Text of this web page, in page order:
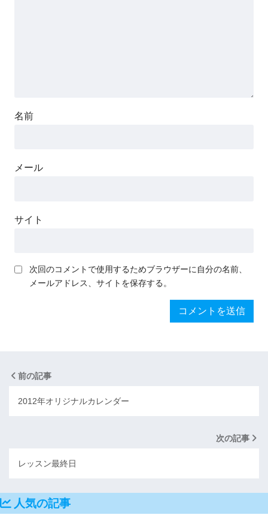
名前
メール
サイト
次回のコメントで使用するためブラウザーに自分の名前、
メールアドレス、サイトを保存する。
前の記事
2012年オリジナルカレンダー
次の記事
レッスン最終日
人気の記事